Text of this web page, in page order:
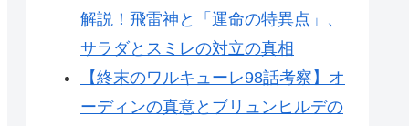
解説！飛雷神と「運命の特異点」、
サラダとスミレの対立の真相
【終末のワルキューレ98話考察】オ
ーディンの真意とブリュンヒルデの